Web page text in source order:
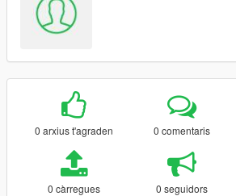
0 arxius t'agraden 0 comentaris
0 càrregues 0 seguidors